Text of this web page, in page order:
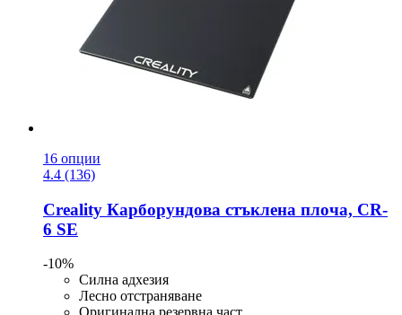
16 опции
4.4 (136)
Creality Карборундова стъклена плоча, CR-​
6 SE
-10%
Силна адхезия
Лесно отстраняване